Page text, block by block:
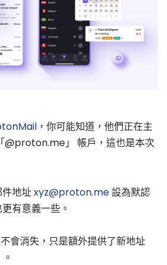
，你可能知道，他們正在主
@proton.me」 帳戶，這也是本次
地址xyz@proton.me設為默認
有意義一些。
會消失，只是額外提供了新地址